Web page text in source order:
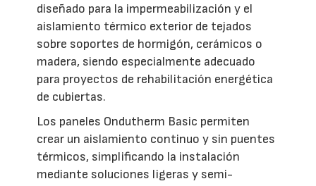
diseñado para la impermeabilización y el
aislamiento térmico exterior de tejados
sobre soportes de hormigón, cerámicos o
madera, siendo especialmente adecuado
para proyectos de rehabilitación energética
de cubiertas.
Los paneles Ondutherm Basic permiten
crear un aislamiento continuo y sin puentes
térmicos, simplificando la instalación
mediante soluciones ligeras y semi-